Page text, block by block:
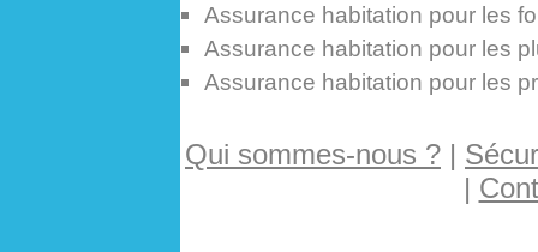
Assurance habitation pour les
Assurance habitation pour les
Assurance habitation pour les
Qui sommes-nous ? |
|